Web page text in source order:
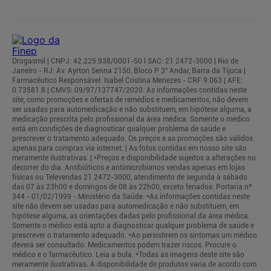
Drogasmil | CNPJ: 42.225.938/0001-50 l SAC: 21 2472-3000 | Rio de
Janeiro - RJ: Av. Ayrton Senna 2150, Bloco P 3° Andar, Barra da Tijuca |
Farmacêutico Responsável: Isabel Cristina Menezes - CRF 9.063 | AFE:
0.73581.8 | CMVS: 09/97/137747/2020. As informações contidas neste
site, como promoções e ofertas de remédios e medicamentos, não devem
ser usadas para automedicação e não substituem, em hipótese alguma, a
medicação prescrita pelo profissional da área médica. Somente o médico
está em condições de diagnosticar qualquer problema de saúde e
prescrever o tratamento adequado. Os preços e as promoções são válidos
apenas para compras via internet. | As fotos contidas em nosso site são
meramente ilustrativas. | *Preços e disponibilidade sujeitos a alterações no
decorrer do dia. Antibióticos e antimicrobianos vendas apenas em lojas
físicas ou Televendas 21 2472-3000, atendimento de segunda à sábado
das 07 às 23h00 e domingos de 08 às 22h00, exceto feriados. Portaria nº
344 - 01/02/1999 - Ministério da Saúde. *As informações contidas neste
site não devem ser usadas para automedicação e não substituem, em
hipótese alguma, as orientações dadas pelo profissional da área médica.
Somente o médico está apto a diagnosticar qualquer problema de saúde e
prescrever o tratamento adequado. *Ao persistirem os sintomas um médico
deverá ser consultado. Medicamentos podem trazer riscos. Procure o
médico e o farmacêutico. Leia a bula. *Todas as imagens deste site são
meramente ilustrativas. A disponibilidade de produtos varia de acordo com